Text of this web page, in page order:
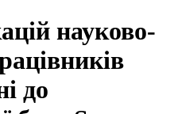
науково-
до